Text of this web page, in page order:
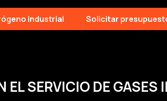
industrial Solicitar
EL SERVICIO DE